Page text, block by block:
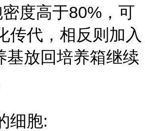
度高于80%，可
传代，相反则加入
基放回培养箱继续
细胞: